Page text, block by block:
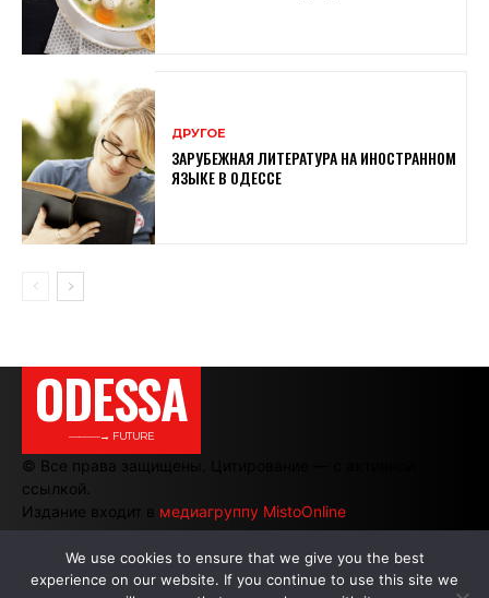
ДРУГОЕ
ЗАРУБЕЖНАЯ ЛИТЕРАТУРА НА ИНОСТРАННОМ
ЯЗЫКЕ В ОДЕССЕ
ODESSA
———→ FUTURE
© Все права защищены. Цитирование — с активной
ссылкой.
Издание входит в медиагруппу MistoOnline
АВТОРЫ | РЕКЛАМА НА САЙТЕ
We use cookies to ensure that we give you the best
experience on our website. If you continue to use this site we